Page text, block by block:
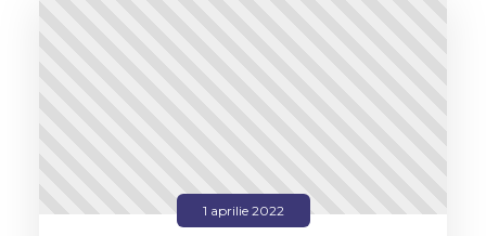
1 aprilie 2022